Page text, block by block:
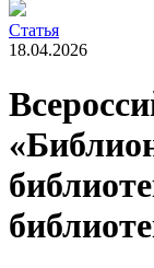
Статья
18.04.2026